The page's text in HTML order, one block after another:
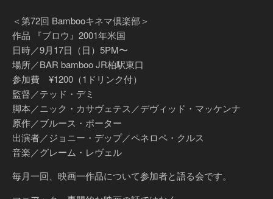
＜第72回 Bambooキネマ倶楽部＞
作品 『ブロウ』2001年米国
日時／9月17日（日）5PM〜
場所／BAR bamboo JR柏駅東口
参加費 ¥1200（1ドリンク付）
監督／テッド・デミ
脚本／ニック・カサヴェテス／デヴィッド・マッケンナ
原作／ブルース・ポーター
出演者／ジョニー・デップ／ペネロペ・クルス
音楽／グレーム・レヴェル
毎月一回、映画一作品について参加者と語る会です。